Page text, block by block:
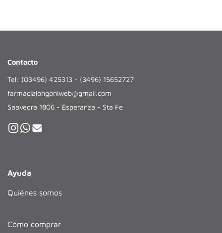
Contacto
Tel: (03496) 425313 - (3496) 15652727
farmacialongoniweb@gmail.com
Saavedra 1806 - Esperanza - Sta Fe
Ayuda
Quiénes somos
Cómo comprar